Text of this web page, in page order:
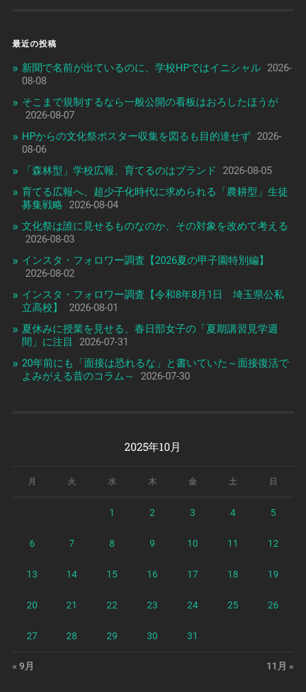
最近の投稿
新聞で名前が出ているのに、学校HPではイニシャル 2026-
08-08
そこまで規制するなら一般公開の看板はおろしたほうが
2026-08-07
HPからの文化祭ポスター収集を図るも目的達せず 2026-
08-06
「森林型」学校広報、育てるのはブランド
2026-08-05
育てる広報へ、超少子化時代に求められる「農耕型」生徒
募集戦略
2026-08-04
文化祭は誰に見せるものなのか、その対象を改めて考える
2026-08-03
インスタ・フォロワー調査【2026夏の甲子園特別編】
2026-08-02
インスタ・フォロワー調査【令和8年8月1日 埼玉県公私
立高校】
2026-08-01
夏休みに授業を見せる、春日部女子の「夏期講習見学週
間」に注目
2026-07-31
20年前にも「面接は恐れるな」と書いていた～面接復活で
よみがえる昔のコラム～
2026-07-30
2025年10月
月 火 水 木 金 土 日
1 2 3 4 5
6 7 8 9 10 11 12
13 14 15 16 17 18 19
20 21 22 23 24 25 26
27 28 29 30 31
« 9月 11月 »